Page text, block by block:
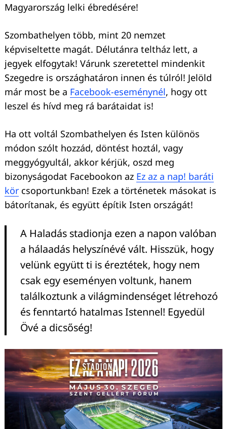
Magyarország lelki ébredésére!
Szombathelyen több, mint 20 nemzet
képviseltette magát. Délutánra teltház lett, a
jegyek elfogytak! Várunk szeretettel mindenkit
Szegedre is országhatáron innen és túlról! Jelöld
már most be a Facebook-eseménynél, hogy ott
leszel és hívd meg rá barátaidat is!
Ha ott voltál Szombathelyen és Isten különös
módon szólt hozzád, döntést hoztál, vagy
meggyógyultál, akkor kérjük, oszd meg
bizonyságodat Facebookon az Ez az a nap! baráti
kör csoportunkban! Ezek a történetek másokat is
bátorítanak, és együtt építik Isten országát!
A Haladás stadionja ezen a napon valóban
a hálaadás helyszínévé vált. Hisszük, hogy
velünk együtt ti is éreztétek, hogy nem
csak egy eseményen voltunk, hanem
találkoztunk a világmindenséget létrehozó
és fenntartó hatalmas Istennel! Egyedül
Övé a dicsőség!